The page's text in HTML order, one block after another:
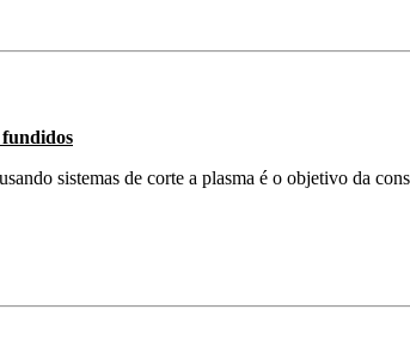
sistemas de corte a plasma é o objetivo da